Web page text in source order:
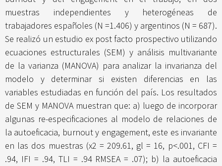
muestras independientes y heterogéneas de
trabajadores españoles (N =1.406) y argentinos (N = 687).
Se realizó un estudio ex post facto prospectivo utilizando
ecuaciones estructurales (SEM) y análisis multivariante
de la varianza (MANOVA) para analizar la invarianza del
modelo y determinar si existen diferencias en las
variables estudiadas en función del país. Los resultados
de SEM y MANOVA muestran que: a) luego de incorporar
algunas re-especificaciones al modelo de relaciones de
la autoeficacia, burnout y engagement, este es invariante
en las dos muestras (x2 = 209.61, gl = 16, p<.001, CFI =
.94, IFI = .94, TLI = .94 RMSEA = .07); b) la autoeficacia